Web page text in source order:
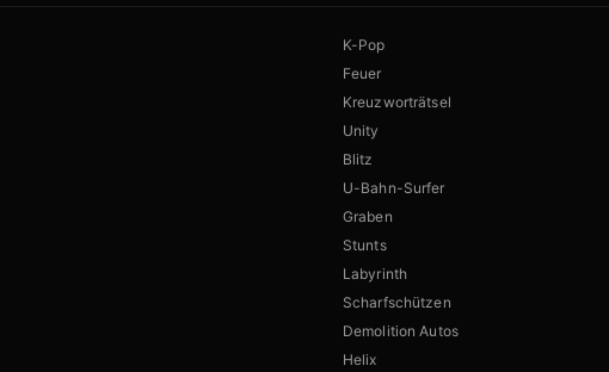
K-Pop
Feuer
Kreuzworträtsel
Unity
Blitz
U-Bahn-Surfer
Graben
Stunts
Labyrinth
Scharfschützen
Demolition Autos
Helix